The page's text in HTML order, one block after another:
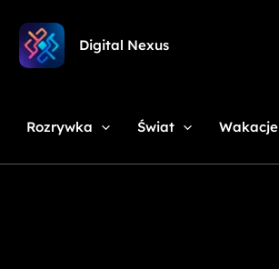
Digital Nexus
Rozrywka Świat Wakacje